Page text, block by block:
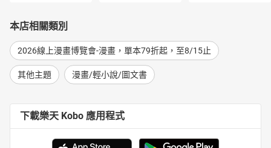
本店相關類別
2026線上漫畫博覽會-漫畫，單本79折起，至8/15止
其他主題 漫畫/輕小說/圖文書
下載樂天 Kobo 應用程式